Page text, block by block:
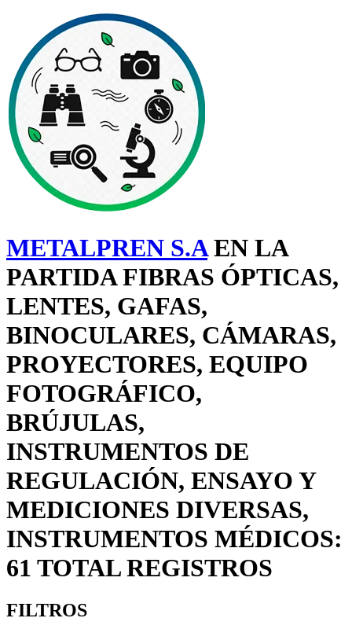
METALPREN S.AEN LA
PARTIDA FIBRAS ÓPTICAS,
LENTES, GAFAS,
BINOCULARES, CÁMARAS,
PROYECTORES, EQUIPO
FOTOGRÁFICO,
BRÚJULAS,
INSTRUMENTOS DE
REGULACIÓN, ENSAYO Y
MEDICIONES DIVERSAS,
INSTRUMENTOS MÉDICOS:
61 TOTAL REGISTROS
FILTROS